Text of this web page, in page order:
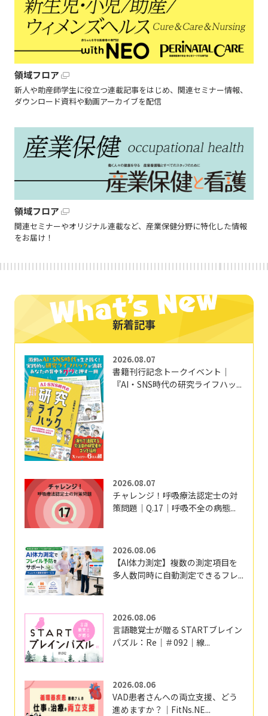
領域フロア
新人や助産師学生に役立つ連載記事をはじめ、関連セミナー情報、
ダウンロード資料や動画アーカイブを配信
領域フロア
関連セミナーやオリジナル連載など、産業保健分野に特化した情報
をお届け！
新着記事
2026.08.07
書籍刊行記念トークイベント｜
『AI・SNS時代の研究ライフハッ...
2026.08.07
チャレンジ！呼吸療法認定士の対
策問題｜Q.17｜呼吸不全の病態...
2026.08.06
【AI体力測定】複数の測定項目を
多人数同時に自動測定できるフレ...
2026.08.06
言語聴覚士が贈る STARTブレイン
パズル：Re｜＃092｜線...
2026.08.06
VAD患者さんへの両立支援、どう
進めますか？｜FitNs.NE...